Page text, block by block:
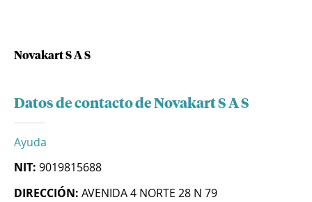
Novakart S A S
Datos de contacto de Novakart S A S
Ayuda
NIT: 9019815688
DIRECCIÓN: AVENIDA 4 NORTE 28 N 79